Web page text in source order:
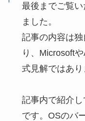
最後までご覧
ました。
記事の内容は
り、Microsoft
式見解ではあり
記事内で紹介
です。OSのバ